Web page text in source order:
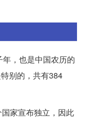
，也是中国农历的
别的，共有384
家宣布独立，因此